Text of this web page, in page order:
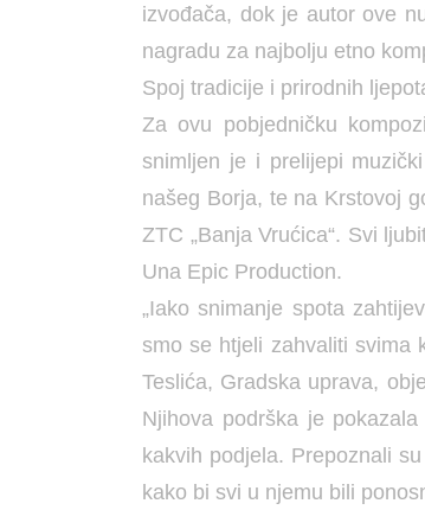
izvođača, dok je autor ove
nagradu za najbolju etno
Spoj tradicije i prirodnih
Za ovu pobjedničku
snimljen je i prelijepi
našeg Borja, te na Krstovoj
ZTC „Banja Vrućica“. Svi
Una Epic Production.
„Iako snimanje spota
smo se htjeli zahvaliti svima
Teslića, Gradska uprava,
Njihova podrška je
kakvih podjela. Prepoznali
kako bi svi u njemu bili